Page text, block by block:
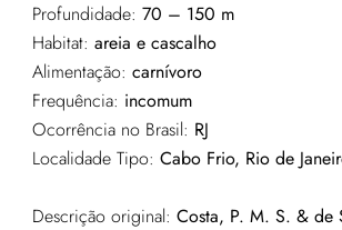
Profundidade: 70 – 150 m
Habitat: areia e cascalho
Alimentação: carnívoro
Frequência: incomum
Ocorrência no Brasil: RJ
Localidade Tipo: Cabo Frio, Rio de
Descrição original: Costa, P. M. S. & de